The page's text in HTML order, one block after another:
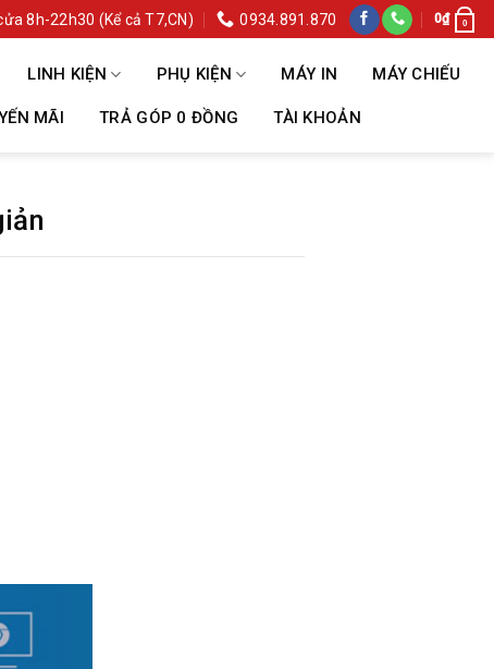
8h-22h30 (Kể cả T7,CN) 0934.891.870 0₫ 0
LINH KIỆN PHỤ KIỆN MÁY IN MÁY CHIẾU
MÃI TRẢ GÓP 0 ĐỒNG TÀI KHOẢN